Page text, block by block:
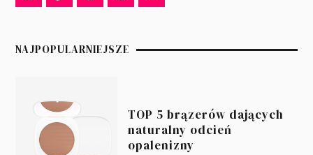
NAJPOPULARNIEJSZE
TOP 5 brązerów dających
naturalny odcień
opalenizny